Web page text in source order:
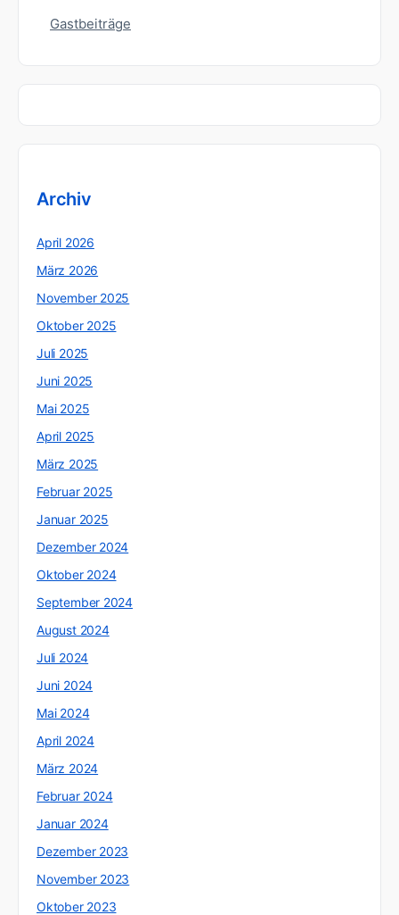
Gastbeiträge
Archiv
April 2026
März 2026
November 2025
Oktober 2025
Juli 2025
Juni 2025
Mai 2025
April 2025
März 2025
Februar 2025
Januar 2025
Dezember 2024
Oktober 2024
September 2024
August 2024
Juli 2024
Juni 2024
Mai 2024
April 2024
März 2024
Februar 2024
Januar 2024
Dezember 2023
November 2023
Oktober 2023